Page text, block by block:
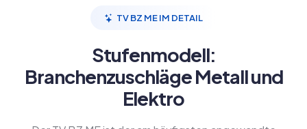
TV BZ ME IM DETAIL
Stufenmodell:
Branchenzuschläge Metall und
Elektro